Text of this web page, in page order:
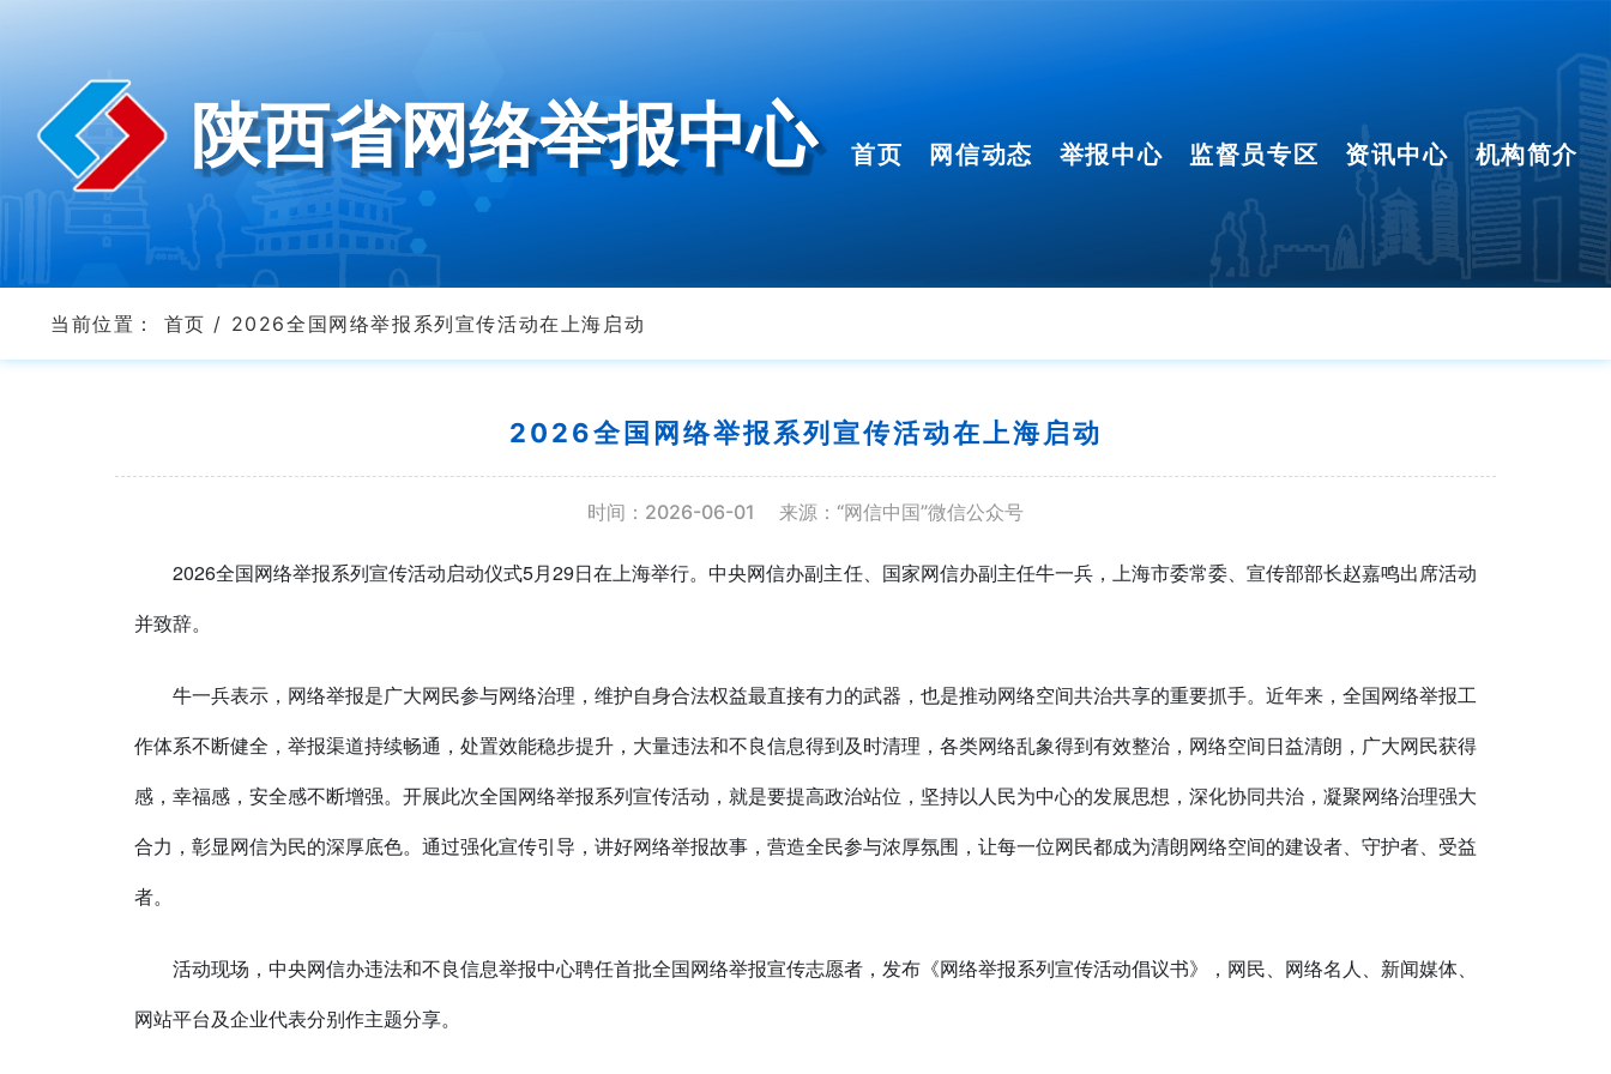
陕西省网络举报中心 首页 网信动态 举报中心 监督员专区 资讯中心 机构简介
当前位置： 首页 / 2026全国网络举报系列宣传活动在上海启动
2026全国网络举报系列宣传活动在上海启动
时间：2026-06-01 来源：“网信中国”微信公众号
2026全国网络举报系列宣传活动启动仪式5月29日在上海举行。中央网信办副主任、国家网信办副主任牛一兵，上海市委常委、宣传部部长赵嘉鸣出席活动
并致辞。
牛一兵表示，网络举报是广大网民参与网络治理，维护自身合法权益最直接有力的武器，也是推动网络空间共治共享的重要抓手。近年来，全国网络举报工
作体系不断健全，举报渠道持续畅通，处置效能稳步提升，大量违法和不良信息得到及时清理，各类网络乱象得到有效整治，网络空间日益清朗，广大网民获得
感，幸福感，安全感不断增强。开展此次全国网络举报系列宣传活动，就是要提高政治站位，坚持以人民为中心的发展思想，深化协同共治，凝聚网络治理强大
合力，彰显网信为民的深厚底色。通过强化宣传引导，讲好网络举报故事，营造全民参与浓厚氛围，让每一位网民都成为清朗网络空间的建设者、守护者、受益
者。
活动现场，中央网信办违法和不良信息举报中心聘任首批全国网络举报宣传志愿者，发布《网络举报系列宣传活动倡议书》，网民、网络名人、新闻媒体、
网站平台及企业代表分别作主题分享。